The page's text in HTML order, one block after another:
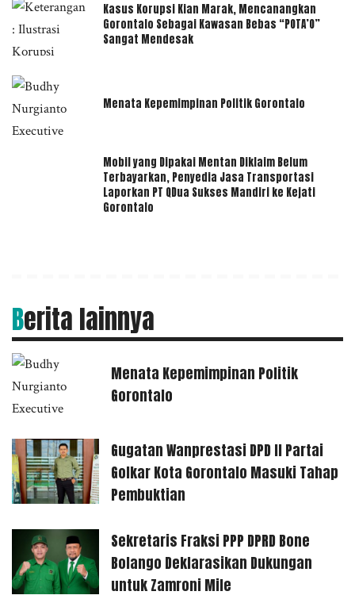
Kasus Korupsi Kian Marak, Mencanangkan
Gorontalo Sebagai Kawasan Bebas “POTA’O”
Sangat Mendesak
Menata Kepemimpinan Politik Gorontalo
Mobil yang Dipakai Mentan Diklaim Belum
Terbayarkan, Penyedia Jasa Transportasi
Laporkan PT QDua Sukses Mandiri ke Kejati
Gorontalo
Berita lainnya
Menata Kepemimpinan Politik
Gorontalo
Gugatan Wanprestasi DPD II Partai
Golkar Kota Gorontalo Masuki Tahap
Pembuktian
Sekretaris Fraksi PPP DPRD Bone
Bolango Deklarasikan Dukungan
untuk Zamroni Mile